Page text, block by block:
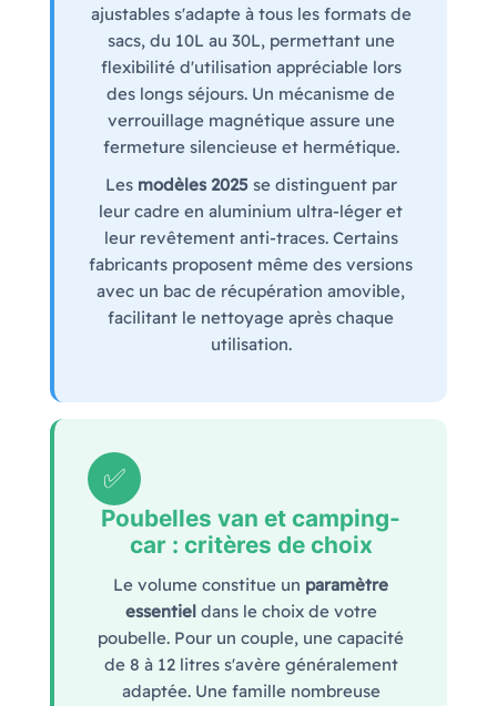
ajustables s'adapte à tous les formats de
sacs, du 10L au 30L, permettant une
flexibilité d'utilisation appréciable lors
des longs séjours. Un mécanisme de
verrouillage magnétique assure une
fermeture silencieuse et hermétique.
Les modèles 2025se distinguent par
leur cadre en aluminium ultra-léger et
leur revêtement anti-traces. Certains
fabricants proposent même des versions
avec un bac de récupération amovible,
facilitant le nettoyage après chaque
utilisation.
✅
Poubelles van et camping-
car : critères de choix
Le volume constitue un paramètre
essentieldans le choix de votre
poubelle. Pour un couple, une capacité
de 8 à 12 litres s'avère généralement
adaptée. Une famille nombreuse